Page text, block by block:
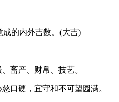
的内外吉数。(大吉)
产、财帛、技艺。
硬，宜守和不可望园满。